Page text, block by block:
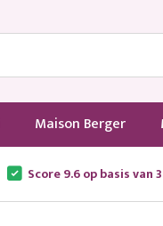
Maison Berger
Score 9.6 op basis van